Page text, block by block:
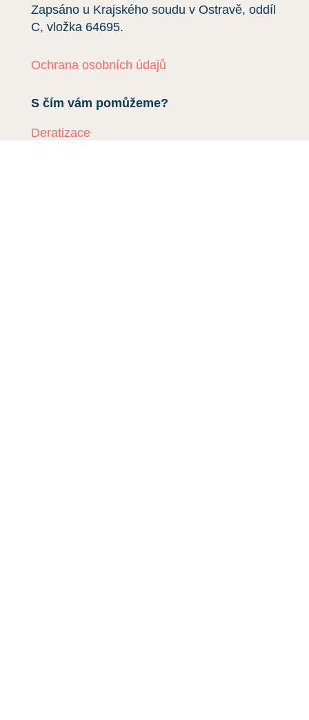
Zapsáno u Krajského soudu v Ostravě, oddíl
C, vložka 64695.
Ochrana osobních údajů
S čím vám pomůžeme?
Deratizace